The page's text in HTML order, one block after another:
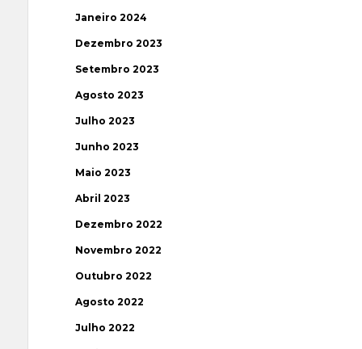
Janeiro 2024
Dezembro 2023
Setembro 2023
Agosto 2023
Julho 2023
Junho 2023
Maio 2023
Abril 2023
Dezembro 2022
Novembro 2022
Outubro 2022
Agosto 2022
Julho 2022